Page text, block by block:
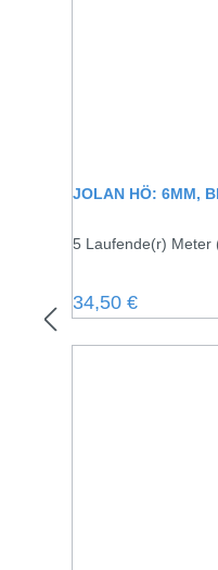
JOLAN HÖ: 6MM,
5 Laufende(r) Meter
Regulärer Preis:
34,50 €